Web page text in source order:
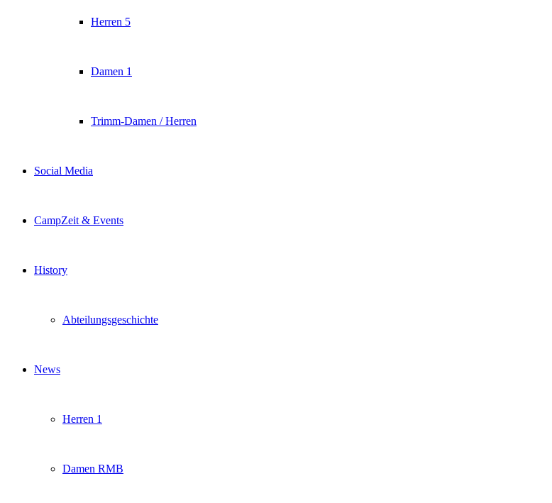
Herren 5
Damen 1
Trimm-Damen / Herren
Social Media
CampZeit & Events
History
Abteilungsgeschichte
News
Herren 1
Damen RMB